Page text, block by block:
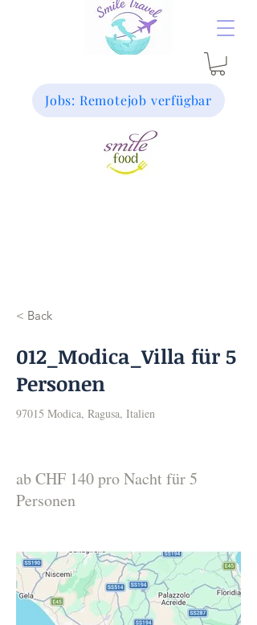
Jobs: Remotejob verfügbar
< Back
012_Modica_Villa für 5
Personen
97015 Modica, Ragusa, Italien
ab CHF 140 pro Nacht für 5
Personen